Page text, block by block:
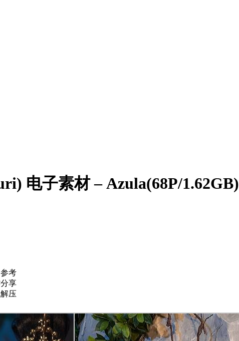
电子素材 – Azula(68P/1.62GB)
考
享
压